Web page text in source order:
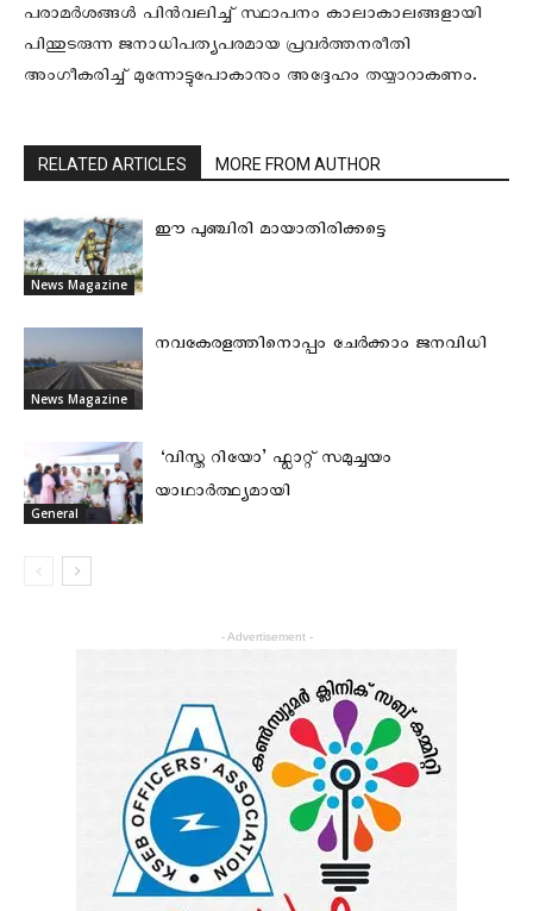
പരാമര്‍ശങ്ങള്‍ പിന്‍വലിച്ച് സ്ഥാപനം കാലാകാലങ്ങളായി
പിന്തുടരുന്ന ജനാധിപത്യപരമായ പ്രവര്‍ത്തനരീതി
അംഗീകരിച്ച് മുന്നോട്ടുപോകാനും അദ്ദേഹം തയ്യാറാകണം.
RELATED ARTICLES MORE FROM AUTHOR
News Magazine
ഈ പുഞ്ചിരി മായാതിരിക്കട്ടെ
News Magazine
നവകേരളത്തിനൊപ്പം ചേർക്കാം ജനവിധി
General
‘വിസ്ത റിയോ’ ഫ്ലാറ്റ് സമുച്ചയം
യാഥാർത്ഥ്യമായി
- Advertisement -